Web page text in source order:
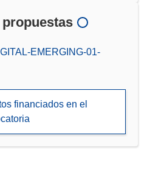
EMERGING-01-
financiados en el